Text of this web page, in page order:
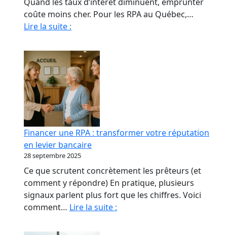
coûte moins cher. Pour les RPA au Québec,…
Lire la suite :
Baisse
Des
Taux
Relance
le
marché
immobilier
des
RPA
Financer une RPA : transformer votre réputation
en levier bancaire
28 septembre 2025
Ce que scrutent concrètement les prêteurs (et
comment y répondre) En pratique, plusieurs
signaux parlent plus fort que les chiffres. Voici
comment… Lire la suite :